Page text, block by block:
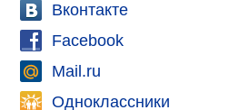
Вконтакте
Facebook
Mail.ru
Одноклассники